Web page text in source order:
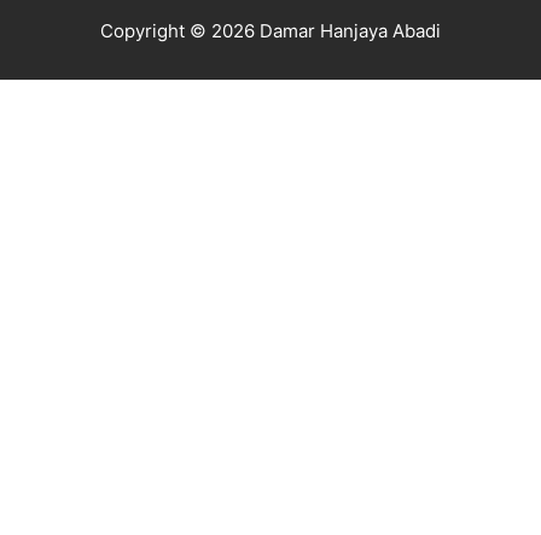
Copyright © 2026 Damar Hanjaya Abadi